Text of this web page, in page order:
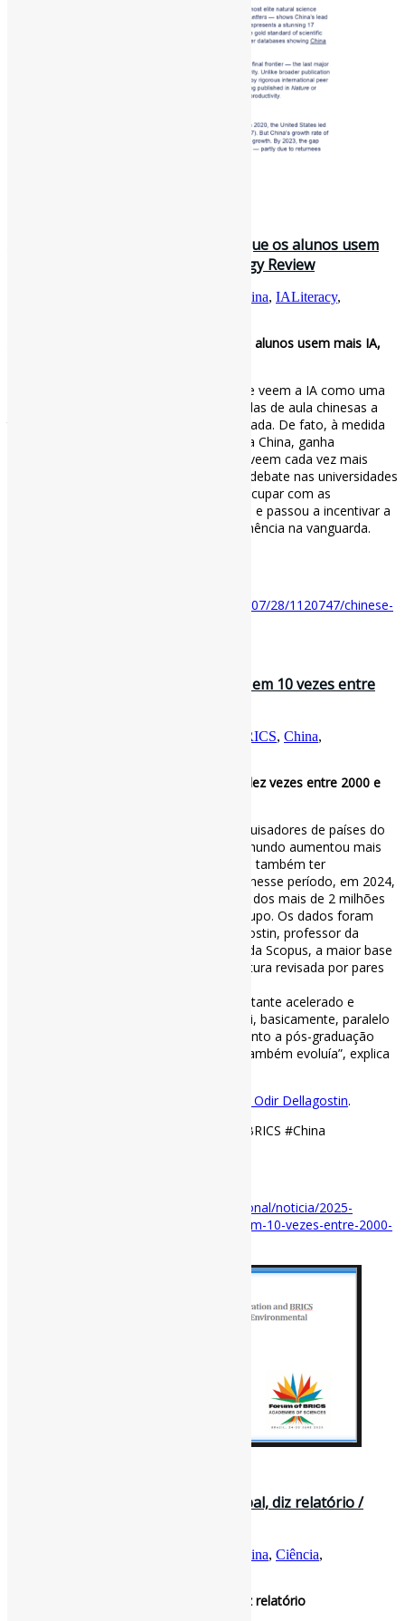
As universidades chinesas querem que os alunos usem
mais IA, não menos / MIT Technology Review
China, IALiteracy,
As universidades chinesas querem que os alunos usem mais IA,
Enquanto muitos educadores no Ocidente veem a IA como uma
ameaça que precisam gerenciar , mais salas de aula chinesas a
tratam como uma habilidade a ser dominada. De fato, à medida
que o modelo DeepSeek, desenvolvido na China, ganha
popularidade globalmente, as pessoas o veem cada vez mais
como uma fonte de orgulho nacional . O debate nas universidades
chinesas gradualmente deixou de se preocupar com as
implicações para a integridade acadêmica e passou a incentivar a
alfabetização, a produtividade e a permanência na vanguarda.
https://www.technologyreview.com/2025/07/28/1120747/chinese-
Brics aumentam produção científica em 10 vezes entre
BRICS, China,
Brics aumentam produção científica em dez vezes entre 2000 e
O número de artigos publicados por pesquisadores de países do
Brics nas pricipais revistas científicas do mundo aumentou mais
de 10 vezes entre 2000 e 2024. Apesar de também ter
apresentado um crescimento expressivo nesse período, em 2024,
o Brasil respondeu por menos de 100 mil dos mais de 2 milhões
de artigos publicados por cientistas do grupo. Os dados foram
compilados pelo pesquisador Odir Dellagostin, professor da
Universidade Federal de Pelotas, a partir da Scopus, a maior base
de dados de resumos e citações de literatura revisada por pares
“O Brasil apresentou um crescimento bastante acelerado e
contínuo até 2021. E esse crescimento foi, basicamente, paralelo
ao crescimento da pós-graduação. Enquanto a pós-graduação
estava crescendo, a produção científica também evoluía”, explica
Confira o relatório/apresentação do Prof. Odir Dellagostin.
#ProduçãoCientífica #CiênciaBrasileira #BRICS #China
https://agenciabrasil.ebc.com.br/internacional/noticia/2025-
07/brics-aumentam-producao-cientifica-em-10-vezes-entre-2000-
China lidera produção científica global, diz relatório /
China, Ciência,
China lidera produção científica global, diz relatório